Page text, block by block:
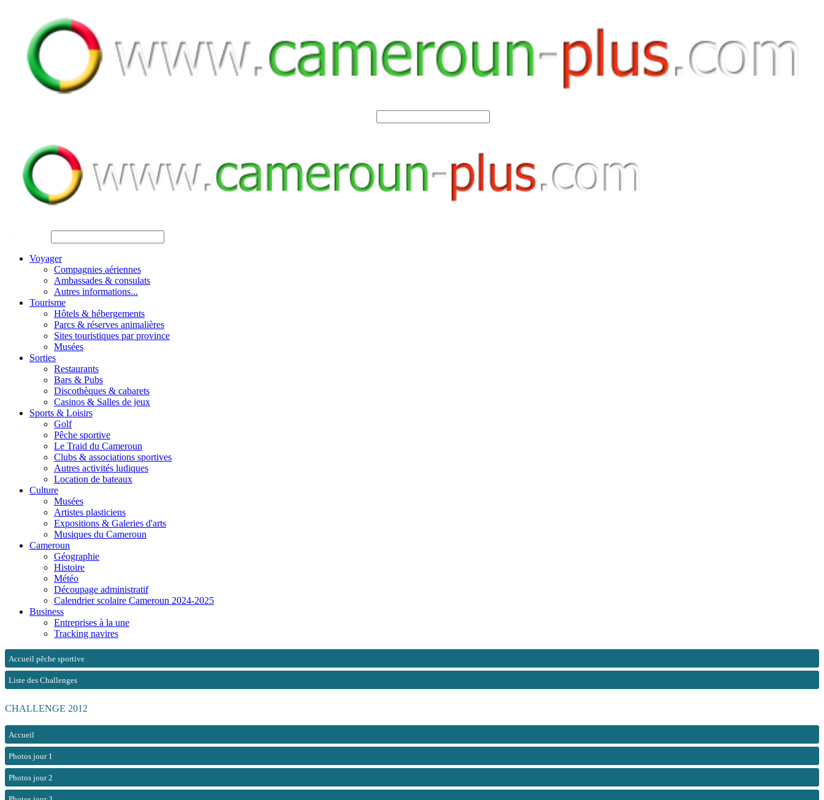
Voyager
Compagnies aériennes
Ambassades & consulats
Autres informations...
Tourisme
Hôtels & hébergements
Parcs & réserves animalières
Sites touristiques par province
Musées
Sorties
Restaurants
Bars & Pubs
Discothèques & cabarets
Casinos & Salles de jeux
Sports & Loisirs
Golf
Pêche sportive
Le Traid du Cameroun
Clubs & associations sportives
Autres activités ludiques
Location de bateaux
Culture
Musées
Artistes plasticiens
Expositions & Galeries d'arts
Musiques du Cameroun
Cameroun
Géographie
Histoire
Météo
Découpage administratif
Calendrier scolaire Cameroun 2024-2025
Business
Entreprises à la une
Tracking navires
Accueil pêche sportive
Liste des Challenges
CHALLENGE 2012
Accueil
Photos jour 1
Photos jour 2